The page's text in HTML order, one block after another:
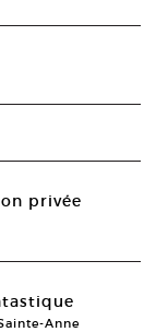
privée
Anne